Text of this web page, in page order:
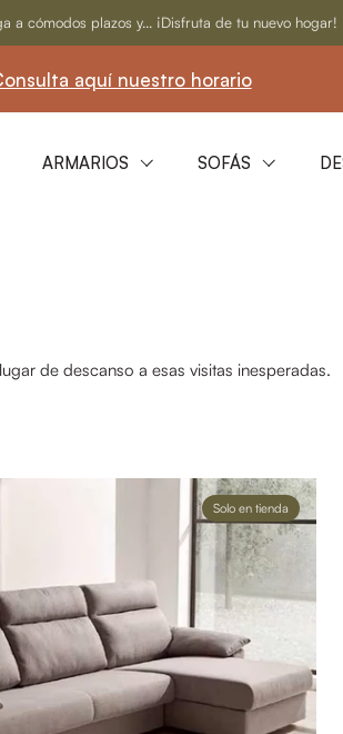
a cómodos plazos y... ¡Disfruta de tu nuevo hogar!
aquí nuestro horario
ARMARIOS SOFÁS
de descanso a esas visitas inesperadas.
Solo en tienda